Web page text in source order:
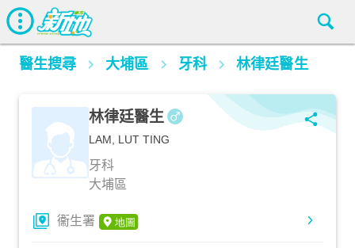
醫生搜尋 大埔區 牙科 林律廷醫生
林律廷醫生
LAM, LUT TING
牙科
大埔區
衞生署